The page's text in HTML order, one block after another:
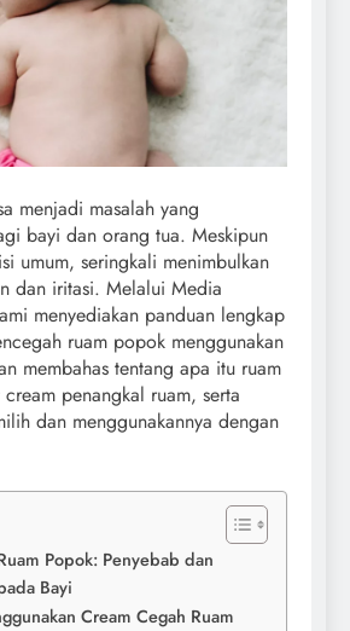
menjadi masalah yang
bayi dan orang tua. Meskipun
umum, seringkali menimbulkan
dan iritasi. Melalui Media
menyediakan panduan lengkap
ruam popok menggunakan
membahas tentang apa itu ruam
penangkal ruam, serta
dan menggunakannya dengan
Popok: Penyebab dan
Bayi
Cream Cegah Ruam